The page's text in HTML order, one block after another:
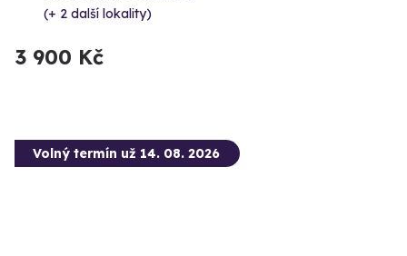
(+ 2 další lokality)
3 900 Kč
Volný termín už 14. 08. 2026